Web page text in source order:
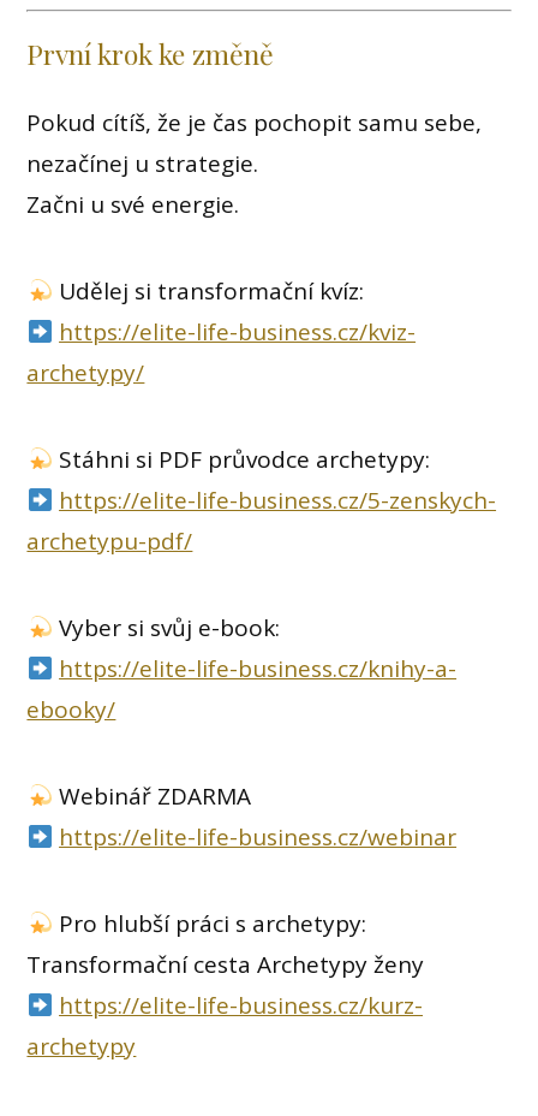
První krok ke změně
Pokud cítíš, že je čas pochopit samu sebe,
nezačínej u strategie.
Začni u své energie.
Udělej si transformační kvíz:
https://elite-life-business.cz/kviz-
archetypy/
Stáhni si PDF průvodce archetypy:
https://elite-life-business.cz/5-zenskych-
archetypu-pdf/
Vyber si svůj e-book:
https://elite-life-business.cz/knihy-a-
ebooky/
Webinář ZDARMA
https://elite-life-business.cz/webinar
Pro hlubší práci s archetypy:
Transformační cesta Archetypy ženy
https://elite-life-business.cz/kurz-
archetypy